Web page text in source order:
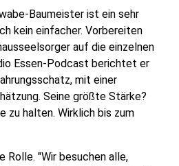
Baumeister ist ein sehr
kein einfacher. Vorbereiten
auf die einzelnen
Essen-Podcast berichtet er
mit einer
Seine größte Stärke?
zu halten. Wirklich bis zum
Rolle. "Wir besuchen alle,